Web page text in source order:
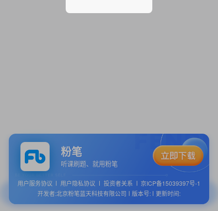
粉笔
听课刷题、就用粉笔
用户服务协议 用户隐私协议 投资者关系
京ICP备15039397号-1
开发者:北京粉笔蓝天科技有限公司
版本号: 更新时间: